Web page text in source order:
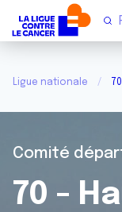
Ligue nationale
Comité
70 -